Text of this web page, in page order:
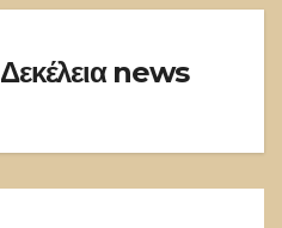
Δεκέλεια news